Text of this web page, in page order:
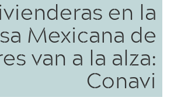
en la
Mexicana de
van a la alza:
Conavi